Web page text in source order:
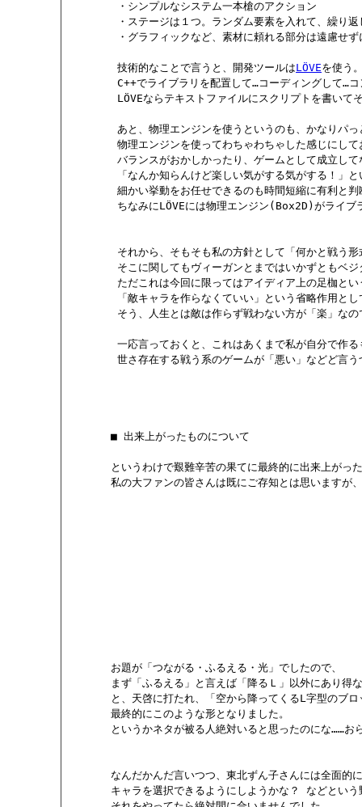
        ・シンプルなシステム一本槍のアクション
・ステージは１つ。ランダム要素を入れて、繰り返
・グラフィックなど、素材に頼れる部分は遠慮せず
        技術的なことで言うと、開発ツールは
LÖVEを使う
C++でライブラリを配置して…コーディングして…コ
LÖVEならテキストファイルにスクリプトを書いて
あと、物理エンジンを使うというのも、かなりパっ
物理エンジンを使ってわちゃわちゃした感じにして
バランスがおかしかったり、ゲームとして成立して
「なんか知らんけど楽しい気がする気がする！」と
細かい挙動をお任せできるのも時間短縮に有利と判
ちなみにLÖVEには物理エンジン(Box2D)がライブ
それから、そもそも私の方針として「何かと戦う形
そこに関してもヴィーガンとまではいかずともベ
ただこれは今回に限ってはアイディア上の足枷とい
「敵キャラを作らなくていい」という省略作用とし
そう、人生とは敵は作らず戦わない方が「楽」な
一応言っておくと、これはあくまで私が自分で作
世さ存在する戦う系のゲームが「悪い」などど言う
       ■ 出来上がったものについて
というわけで艱難辛苦の果てに最終的に出来上がっ
私の大ファンの皆さんは既にご存知とは思いますが
       お題が「つながる・ふるえる・光」でしたので、
まず「ふるえる」と言えば「降るＬ」以外にあり得
と、天啓に打たれ、「空から降ってくるL字型のブ
       最終的にこのような形となりました。
というかネタが被る人絶対いると思ったのにな……お
なんだかんだ言いつつ、東北ずん子さんには全面的
キャラを選択できるようにしようかな？ などとい